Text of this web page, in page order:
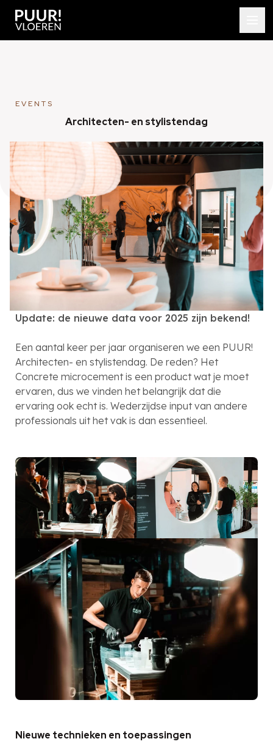
EVENTS
Architecten- en stylistendag
Update: de nieuwe data voor 2025 zijn bekend!
Een aantal keer per jaar organiseren we een PUUR!
Architecten- en stylistendag. De reden? Het
Concrete microcement is een product wat je moet
ervaren, dus we vinden het belangrijk dat die
ervaring ook echt is. Wederzijdse input van andere
professionals uit het vak is dan essentieel.
Nieuwe technieken en toepassingen